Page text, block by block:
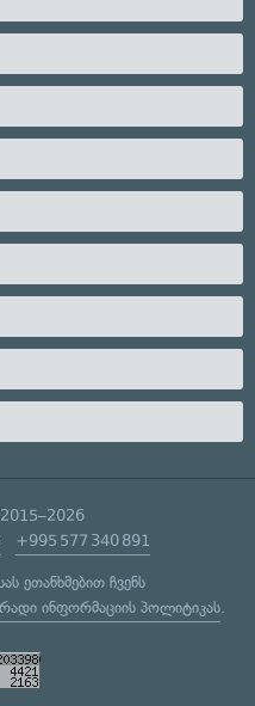
+995 577 340 891
ეთანხმებით ჩვენს
ინფორმაციის პოლიტიკას.